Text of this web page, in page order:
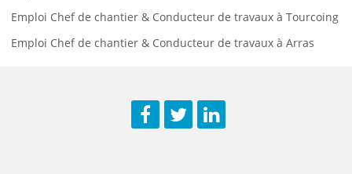
Emploi Chef de chantier & Conducteur de travaux à Tourcoing
Emploi Chef de chantier & Conducteur de travaux à Arras